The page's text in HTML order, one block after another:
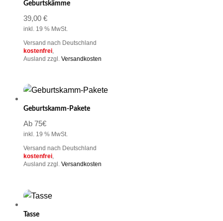
Geburtskämme
39,00€
inkl. 19 % MwSt.
Versand nach Deutschland
kostenfrei
Ausland zzgl.Versandkosten
Geburtskamm-Pakete
Ab 75€
inkl. 19 % MwSt.
Versand nach Deutschland
kostenfrei,
Ausland zzgl.Versandkosten
Tasse